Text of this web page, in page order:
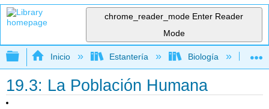
chrome_reader_mode Enter Reader
Mode
Expandir/contraer jerarquía global
Inicio Estantería Biología
19.3: La Población Humana